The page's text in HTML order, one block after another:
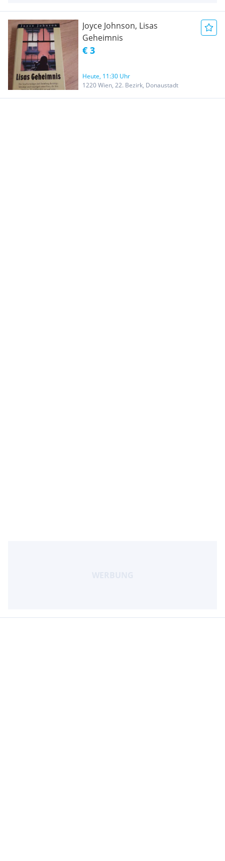
Joyce Johnson, Lisas
Geheimnis
€ 3
Heute, 11:30 Uhr
1220 Wien, 22. Bezirk, Donaustadt